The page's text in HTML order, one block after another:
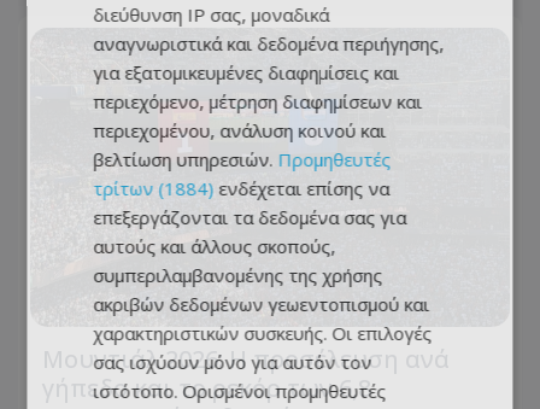
Μουντιάλ 2026: Η προσέλευση ανά
γήπεδο και το ρεκόρ των 6,8
διεύθυνση IP σας, μοναδικά
αναγνωριστικά και δεδομένα περιήγησης,
για εξατομικευμένες διαφημίσεις και
περιεχόμενο, μέτρηση διαφημίσεων και
περιεχομένου, ανάλυση κοινού και
βελτίωση υπηρεσιών. Προμηθευτές
τρίτων (1884) ενδέχεται επίσης να
επεξεργάζονται τα δεδομένα σας για
αυτούς και άλλους σκοπούς,
συμπεριλαμβανομένης της χρήσης
ακριβών δεδομένων γεωεντοπισμού και
χαρακτηριστικών συσκευής. Οι επιλογές
σας ισχύουν μόνο για αυτόν τον
ιστότοπο. Ορισμένοι προμηθευτές